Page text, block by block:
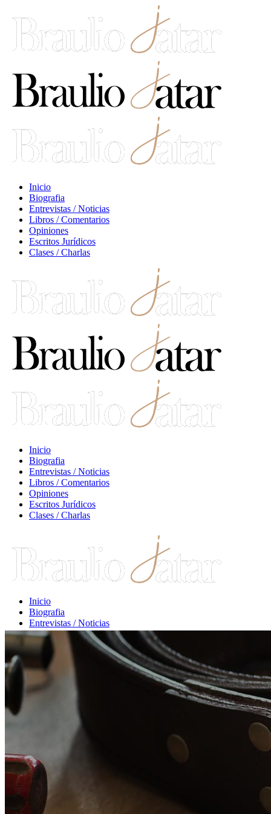
Inicio
Biografia
Entrevistas / Noticias
Libros / Comentarios
Opiniones
Escritos Jurídicos
Clases / Charlas
Inicio
Biografia
Entrevistas / Noticias
Libros / Comentarios
Opiniones
Escritos Jurídicos
Clases / Charlas
Inicio
Biografia
Entrevistas / Noticias
Libros / Comentarios
Opiniones
Escritos Jurídicos
Clases / Charlas